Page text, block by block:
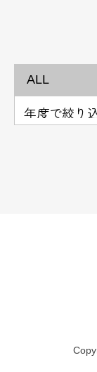
ALL